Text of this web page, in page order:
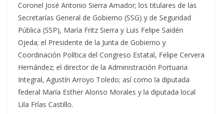
Coronel José Antonio Sierra Amador; los titulares de las
Secretarías General de Gobierno (SSG) y de Seguridad
Pública (SSP), María Fritz Sierra y Luis Felipe Saidén
Ojeda; el Presidente de la Junta de Gobierno y
Coordinación Política del Congreso Estatal, Felipe Cervera
Hernández; el director de la Administración Portuaria
Integral, Agustín Arroyo Toledo; así como la diputada
federal María Esther Alonso Morales y la diputada local
Lila Frías Castillo.